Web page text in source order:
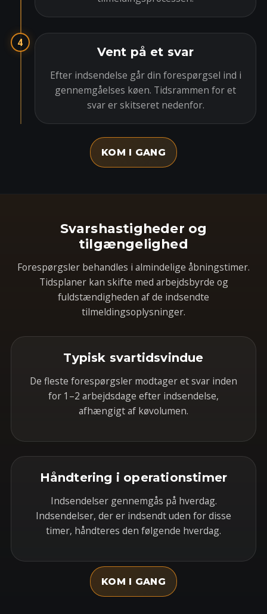
4
Vent på et svar
Efter indsendelse går din forespørgsel ind i
gennemgåelses køen. Tidsrammen for et
svar er skitseret nedenfor.
KOM I GANG
Svarshastigheder og
tilgængelighed
Forespørgsler behandles i almindelige åbningstimer.
Tidsplaner kan skifte med arbejdsbyrde og
fuldstændigheden af de indsendte
tilmeldingsoplysninger.
Typisk svartidsvindue
De fleste forespørgsler modtager et svar inden
for 1–2 arbejdsdage efter indsendelse,
afhængigt af køvolumen.
Håndtering i operationstimer
Indsendelser gennemgås på hverdag.
Indsendelser, der er indsendt uden for disse
timer, håndteres den følgende hverdag.
KOM I GANG